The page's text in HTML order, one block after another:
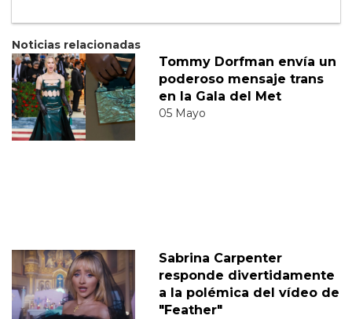
Noticias relacionadas
Tommy Dorfman envía un
poderoso mensaje trans
en la Gala del Met
05 Mayo
Sabrina Carpenter
responde divertidamente
a la polémica del vídeo de
"Feather"